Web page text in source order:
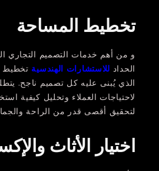
تخطيط المساحة
و من أهم خدمات التصميم التجاري
الحداد للاستشارات الهندسية تخطيط
الذي يُبنى عليه كل تصميم ناجح.
لاحتياجات العملاء وتحليل كيفية
لتحقيق أقصى قدر من الراحة
اختيار الأثاث